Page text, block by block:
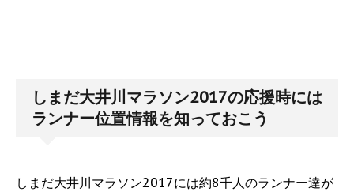
しまだ大井川マラソン2017の応援時には
ランナー位置情報を知っておこう
しまだ大井川マラソン2017には約8千人のランナー達が